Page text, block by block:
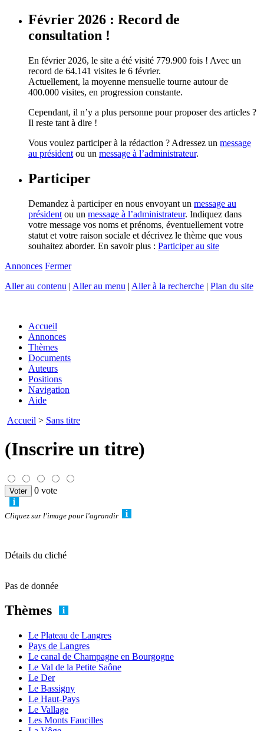
Février 2026 : Record de
consultation !
En février 2026, le site a été visité 779.900 fois ! Avec un
record de 64.141 visites le 6 février.
Actuellement, la moyenne mensuelle tourne autour de
400.000 visites, en progression constante.
Cependant, il n’y a plus personne pour proposer des articles ?
Il reste tant à dire !
Vous voulez participer à la rédaction ? Adressez un message
au président ou un message à l’administrateur.
Participer
Demandez à participer en nous envoyant un message au
président ou un message à l’administrateur. Indiquez dans
votre message vos noms et prénoms, éventuellement votre
statut et votre raison sociale et décrivez le thème que vous
souhaitez aborder. En savoir plus : Participer au site
Annonces Fermer
Aller au contenu | Aller au menu | Aller à la recherche | Plan du site
Accueil
Annonces
Thèmes
Documents
Auteurs
Positions
Navigation
Aide
Accueil > Sans titre
(Inscrire un titre)
0 vote
Cliquez sur l'image pour l'agrandir
Détails du cliché
Pas de donnée
Thèmes
Le Plateau de Langres
Pays de Langres
Le canal de Champagne en Bourgogne
Le Val de la Petite Saône
Le Der
Le Bassigny
Le Haut-Pays
Le Vallage
Les Monts Faucilles